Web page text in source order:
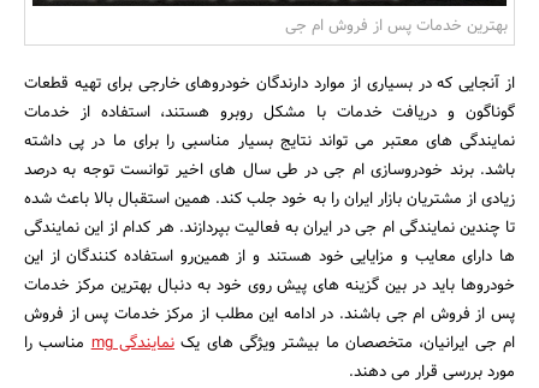
بهترین خدمات پس از فروش ام جی
از آنجایی که در بسیاری از موارد دارندگان خودروهای خارجی برای تهیه قطعات
گوناگون و دریافت خدمات با مشکل روبرو هستند، استفاده از خدمات
نمایندگی‌ های معتبر می‌ تواند نتایج بسیار مناسبی را برای ما در پی داشته
باشد. برند خودروسازی ام جی در طی سال‌ های اخیر توانست توجه به درصد
زیادی از مشتریان بازار ایران را به خود جلب کند. همین استقبال بالا باعث شده
تا چندین نمایندگی ام جی در ایران به فعالیت بپردازند. هر کدام از این نمایندگی‌
ها دارای معایب و مزایایی خود هستند و از همین‌رو استفاده کنندگان از این
خودروها باید در بین گزینه‌ های پیش روی خود به دنبال بهترین مرکز خدمات
پس از فروش ام جی باشند. در ادامه این مطلب از مرکز خدمات پس از فروش
ام جی ایرانیان، متخصصان ما بیشتر ویژگی‌ های یک نمایندگی mg
مناسب را
مورد بررسی قرار می‌ دهند.